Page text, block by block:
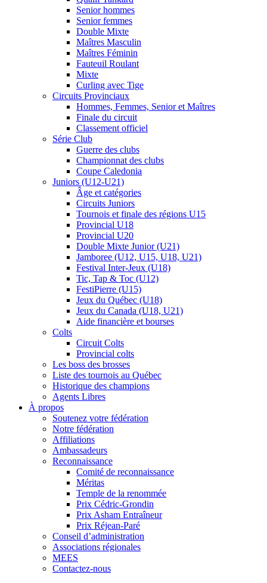
Senior hommes
Senior femmes
Double Mixte
Maîtres Masculin
Maîtres Féminin
Fauteuil Roulant
Mixte
Curling avec Tige
Circuits Provinciaux
Hommes, Femmes, Senior et Maîtres
Finale du circuit
Classement officiel
Série Club
Guerre des clubs
Championnat des clubs
Coupe Caledonia
Juniors (U12-U21)
Âge et catégories
Circuits Juniors
Tournois et finale des régions U15
Provincial U18
Provincial U20
Double Mixte Junior (U21)
Jamboree (U12, U15, U18, U21)
Festival Inter-Jeux (U18)
Tic, Tap & Toc (U12)
FestiPierre (U15)
Jeux du Québec (U18)
Jeux du Canada (U18, U21)
Aide financière et bourses
Colts
Circuit Colts
Provincial colts
Les boss des brosses
Liste des tournois au Québec
Historique des champions
Agents Libres
À propos
Soutenez votre fédération
Notre fédération
Affiliations
Ambassadeurs
Reconnaissance
Comité de reconnaissance
Méritas
Temple de la renommée
Prix Cédric-Grondin
Prix Asham Entraîneur
Prix Réjean-Paré
Conseil d’administration
Associations régionales
MEES
Contactez-nous